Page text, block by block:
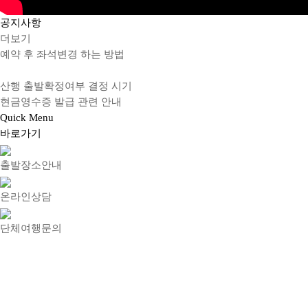
공지 사항
더보기
예약 후 좌석변경 하는 방법
산행 출발확정여부 결정 시기
현금영수증 발급 관련 안내
Quick Menu
바로가기
출발장소안내
온라인상담
단체여행문의